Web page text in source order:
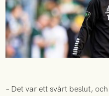
– Det var ett svårt beslut,